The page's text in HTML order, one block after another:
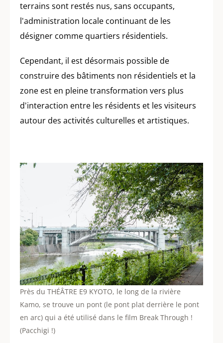
terrains sont restés nus, sans occupants,
l'administration locale continuant de les
désigner comme quartiers résidentiels.
Cependant, il est désormais possible de
construire des bâtiments non résidentiels et la
zone est en pleine transformation vers plus
d'interaction entre les résidents et les visiteurs
autour des activités culturelles et artistiques.
Près du THÉÂTRE E9 KYOTO, le long de la rivière
Kamo, se trouve un pont (le pont plat derrière le pont
en arc) qui a été utilisé dans le film Break Through !
(Pacchigi !)